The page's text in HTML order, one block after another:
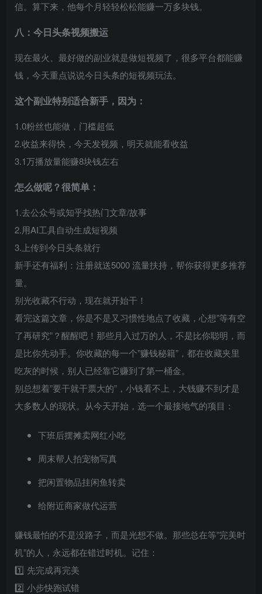
信。算下来，他每个月轻轻松松能赚一万多块钱。
八：今日头条视频搬运
现在最火、最好做的副业就是做短视频了，很多平台都能赚
钱，今天重点说说今日头条的短视频玩法。
这个副业特别适合新手，因为：
1.0粉丝也能做，门槛超低
2.收益来得快，今天发视频，明天就能看收益
3.1万播放量能赚8块钱左右
怎么做呢？很简单：
1.去公众号或知乎找热门文章/故事
2.用AI工具自动生成短视频
3.上传到今日头条就行
新手还有福利：注册就送5000 流量扶持，帮你获得更多推荐
量。
别光收藏不行动，现在就开始干！
看完这篇文章，你是不是又习惯性地点了收藏，心想”等有空
了再研究”？醒醒吧！那些月入过万的人，不是比你聪明，而
是比你先动手。你收藏的每一个”赚钱秘籍”，都在收藏夹里
吃灰的时候，别人已经靠它赚到了第一桶金。
别总想着”要干就干票大的”，小钱看不上，大钱赚不到才是
大多数人的现状。从今天开始，选一个最接地气的项目：
下班后摆摊卖网红小吃
周末帮人拍宠物写真
把闲置物品挂闲鱼转卖
给附近商家做代运营
赚钱最怕的不是没路子，而是光想不做。那些总在等”完美时
机”的人，永远都在错过时机。记住：
1️⃣ 先完成再完美
2️⃣ 小步快跑试错